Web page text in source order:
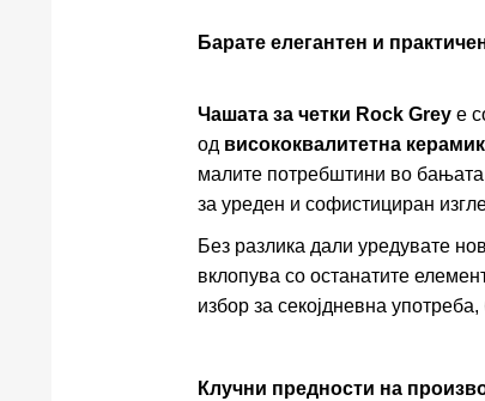
Барате елегантен и
Чашата за четки Rock Greyе
од висококвалитетна
малите потребштини во
за уреден и софистициран
Без разлика дали уредувате
вклопува со останатите
избор за секојдневна
Клучни предности на